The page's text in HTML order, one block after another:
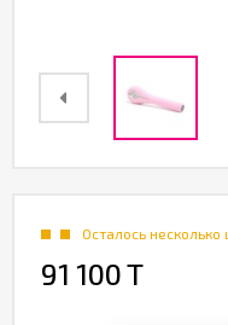
Осталось несколько
91 100 T